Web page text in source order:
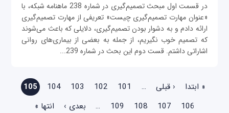
در قسمت اول مبحث تصمیم‌گیری در شماره 238 ماهنامه شبکه، با
«عنوان مهارت تصمیم‌گیری چیست» تعریفی از مهارت تصمیم‌گیری
ارائه دادم و به دشوار بودن تصمیم‌گیری، دلایلی که باعث می‌شوند
که تصمیم خوب نگیریم، از جمله به بعضی از بیماری‌های روانی
اشاراتی داشتم. قست دوم این بحث در شماره 239...
صفحه‌ها
« ابتدا ‹ قبلی …
101
102
103
104
105
106
107
108
109
… بعدی › انتها »